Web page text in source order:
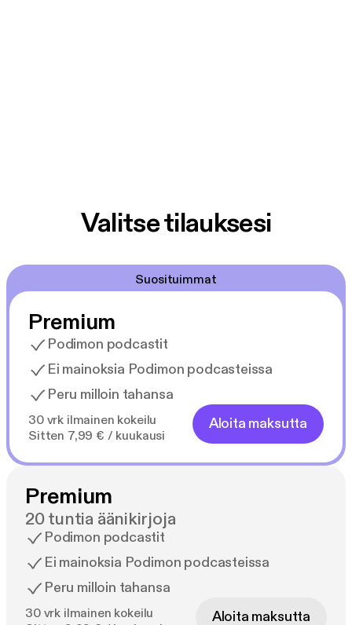
Valitse tilauksesi
Suosituimmat
Premium
Podimon podcastit
Ei mainoksia Podimon podcasteissa
Peru milloin tahansa
30 vrk ilmainen kokeilu
Sitten 7,99 € / kuukausi
Aloita maksutta
Premium
20 tuntia äänikirjoja
Podimon podcastit
Ei mainoksia Podimon podcasteissa
Peru milloin tahansa
30 vrk ilmainen kokeilu
Aloita maksutta